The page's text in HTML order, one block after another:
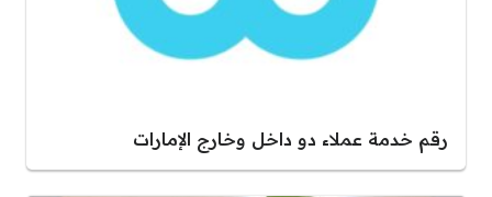
رقم خدمة عملاء دو داخل وخارج الإمارات